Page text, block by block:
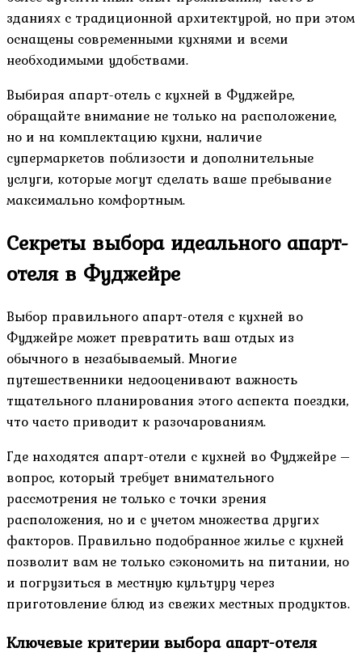
зданиях с традиционной архитектурой, но при этом
оснащены современными кухнями и всеми
необходимыми удобствами.
Выбирая апарт-отель с кухней в Фуджейре,
обращайте внимание не только на расположение,
но и на комплектацию кухни, наличие
супермаркетов поблизости и дополнительные
услуги, которые могут сделать ваше пребывание
максимально комфортным.
Секреты выбора идеального апарт-
отеля в Фуджейре
Выбор правильного апарт-отеля с кухней во
Фуджейре может превратить ваш отдых из
обычного в незабываемый. Многие
путешественники недооценивают важность
тщательного планирования этого аспекта поездки,
что часто приводит к разочарованиям.
Где находятся апарт-отели с кухней во Фуджейре –
вопрос, который требует внимательного
рассмотрения не только с точки зрения
расположения, но и с учетом множества других
факторов. Правильно подобранное жилье с кухней
позволит вам не только сэкономить на питании, но
и погрузиться в местную культуру через
приготовление блюд из свежих местных продуктов.
Ключевые критерии выбора апарт-отеля